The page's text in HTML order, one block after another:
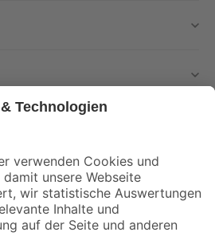
und Aktionen mehr verpassen!